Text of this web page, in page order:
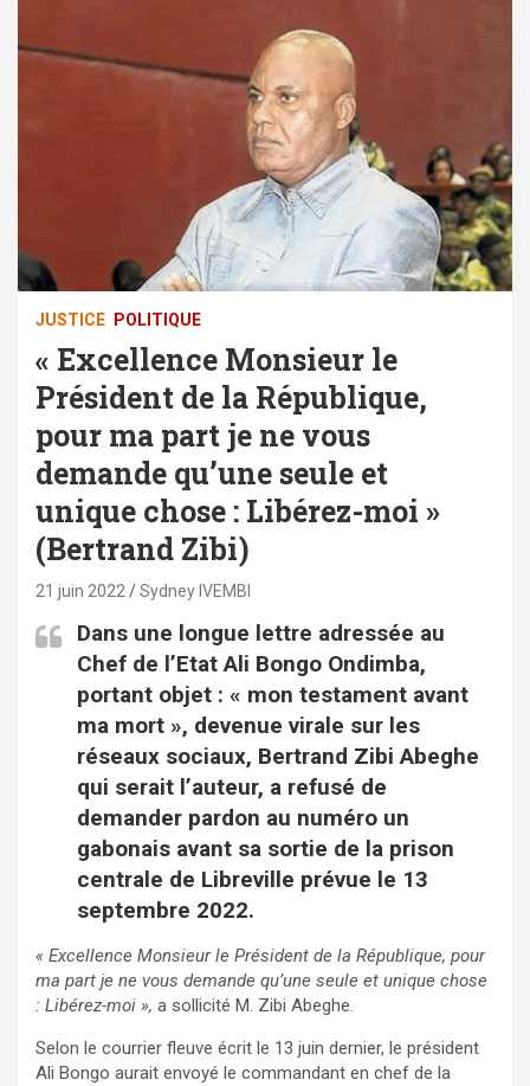
JUSTICE POLITIQUE
« Excellence Monsieur le
Président de la République,
pour ma part je ne vous
demande qu’une seule et
unique chose : Libérez-moi »
(Bertrand Zibi)
21 juin 2022 Sydney IVEMBI
Dans une longue lettre adressée au
Chef de l’Etat Ali Bongo Ondimba,
portant objet : « mon testament avant
ma mort », devenue virale sur les
réseaux sociaux, Bertrand Zibi Abeghe
qui serait l’auteur, a refusé de
demander pardon au numéro un
gabonais avant sa sortie de la prison
centrale de Libreville prévue le 13
septembre 2022.
« Excellence Monsieur le Président de la République, pour
ma part je ne vous demande qu’une seule et unique chose
: Libérez-moi », a sollicité M. Zibi Abeghe.
Selon le courrier fleuve écrit le 13 juin dernier, le président
Ali Bongo aurait envoyé le commandant en chef de la